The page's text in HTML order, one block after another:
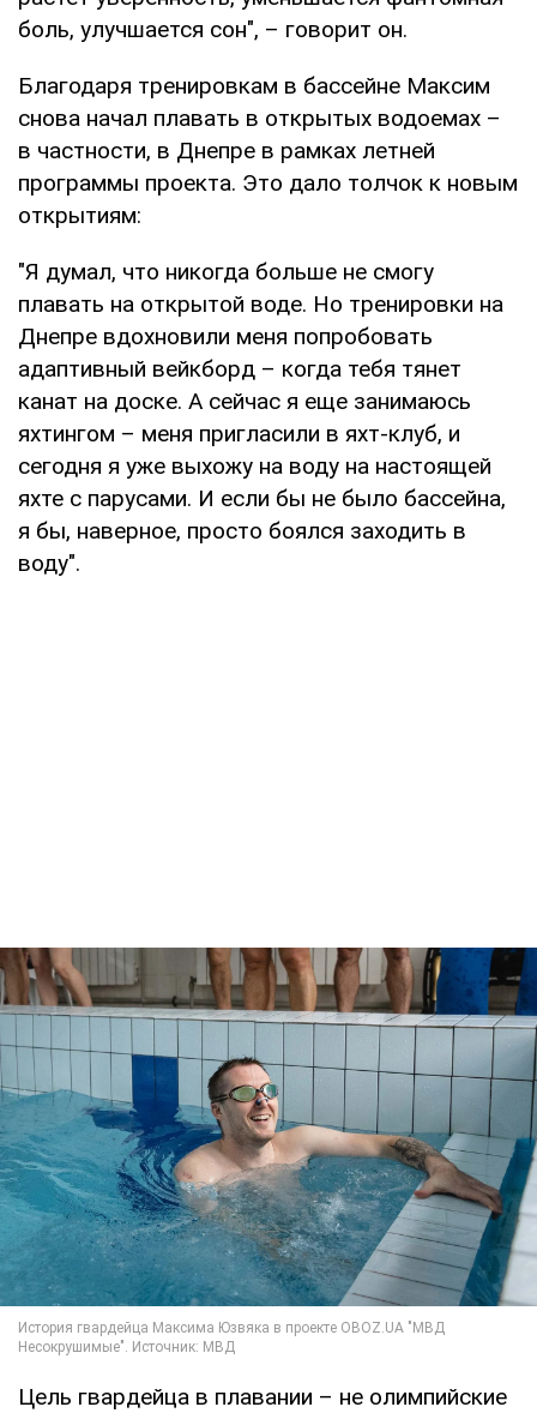
боль, улучшается сон", – говорит он.
Благодаря тренировкам в бассейне Максим
снова начал плавать в открытых водоемах –
в частности, в Днепре в рамках летней
программы проекта. Это дало толчок к новым
открытиям:
"Я думал, что никогда больше не смогу
плавать на открытой воде. Но тренировки на
Днепре вдохновили меня попробовать
адаптивный вейкборд – когда тебя тянет
канат на доске. А сейчас я еще занимаюсь
яхтингом – меня пригласили в яхт-клуб, и
сегодня я уже выхожу на воду на настоящей
яхте с парусами. И если бы не было бассейна,
я бы, наверное, просто боялся заходить в
воду".
Цель гвардейца в плавании – не олимпийские